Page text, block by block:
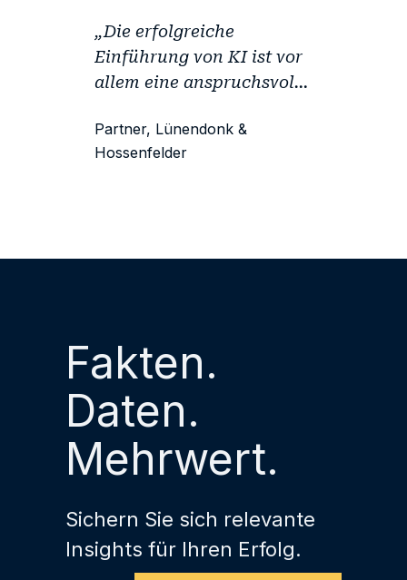
„Die erfolgreiche
Einführung von KI ist vor
allem eine anspruchsvolle
weniger eine
technologische
Partner, Lünendonk &
Hossenfelder
Fakten.
Daten.
Mehrwert.
Sichern Sie sich relevante
Insights für Ihren Erfolg.